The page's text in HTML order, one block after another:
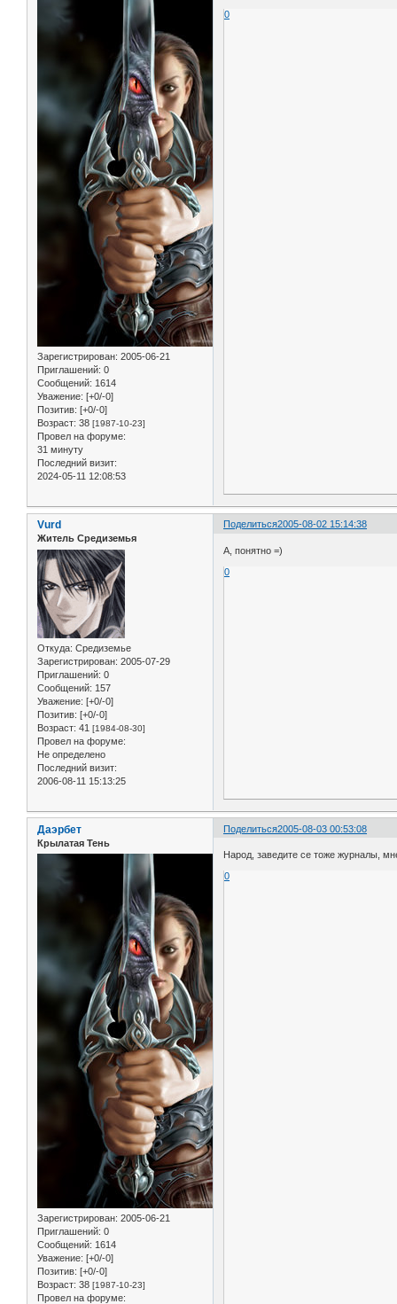
Зарегистрирован: 2005-06-21
Приглашений: 0
Сообщений: 1614
Уважение: [+0/-0]
Позитив: [+0/-0]
Возраст: 38 [1987-10-23]
Провел на форуме:
31 минуту
Последний визит:
2024-05-11 12:08:53
0
Поделиться2005-08-02 15:14:38
Vurd
Житель Средиземья
Откуда: Средиземье
Зарегистрирован: 2005-07-29
Приглашений: 0
Сообщений: 157
Уважение: [+0/-0]
Позитив: [+0/-0]
Возраст: 41 [1984-08-30]
Провел на форуме:
Не определено
Последний визит:
2006-08-11 15:13:25
А, понятно =)
0
Поделиться2005-08-03 00:53:08
Даэрбет
Крылатая Тень
Зарегистрирован: 2005-06-21
Приглашений: 0
Сообщений: 1614
Уважение: [+0/-0]
Позитив: [+0/-0]
Возраст: 38 [1987-10-23]
Провел на форуме:
Народ, заведите се тоже журналы,
0